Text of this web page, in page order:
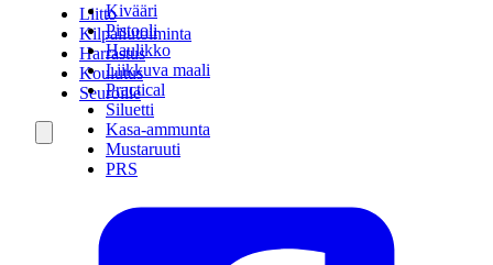
Kivääri
Pistooli
Haulikko
Liikkuva maali
Practical
Siluetti
Kasa-ammunta
Mustaruuti
PRS
Liitto
Kilpailutoiminta
Harrastus
Koulutus
Seuroille